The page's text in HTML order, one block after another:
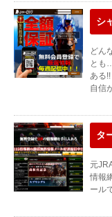
シ
どん
とも
ある
自信
タ
元
情報
ール